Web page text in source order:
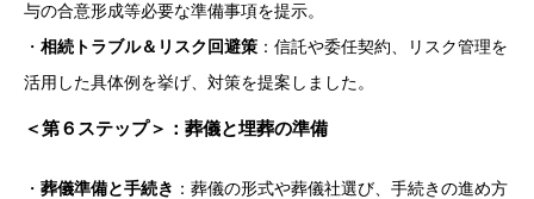
与の合意形成等必要な準備事項を提示。
・ 相続トラブル＆リスク回避策 ：信託や委任契約、リスク管理を
活用した具体例を挙げ、対策を提案しました。
＜第６ステップ＞：葬儀と埋葬の準備
・ 葬儀準備と手続き ：葬儀の形式や葬儀社選び、手続きの進め方